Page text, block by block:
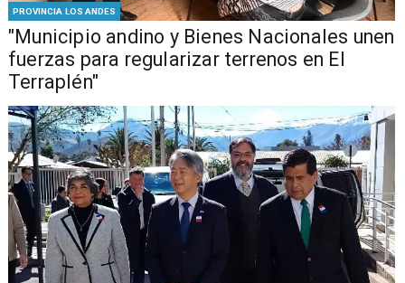
PROVINCIA LOS ANDES
"Municipio andino y Bienes Nacionales unen
fuerzas para regularizar terrenos en El
Terraplén"